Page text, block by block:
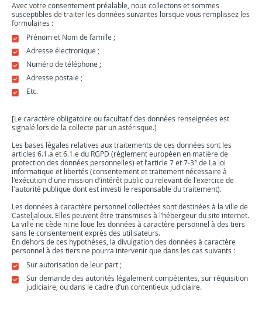
Avec votre consentement préalable, nous collectons et sommes
susceptibles de traiter les données suivantes lorsque vous remplissez les
formulaires :
Prénom et Nom de famille ;
Adresse électronique ;
Numéro de téléphone ;
Adresse postale ;
Etc.
[Le caractère obligatoire ou facultatif des données renseignées est
signalé lors de la collecte par un astérisque.]
Les bases légales relatives aux traitements de ces données sont les
articles 6.1.a et 6.1.e du RGPD (règlement européen en matière de
protection des données personnelles) et l’article 7 et 7-3° de La loi
informatique et libertés (consentement et traitement nécessaire à
l'exécution d'une mission d'intérêt public ou relevant de l'exercice de
l'autorité publique dont est investi le responsable du traitement).
Les données à caractère personnel collectées sont destinées à la ville de
Casteljaloux. Elles peuvent être transmises à l’hébergeur du site internet.
La ville ne cède ni ne loue les données à caractère personnel à des tiers
sans le consentement exprès des utilisateurs.
En dehors de ces hypothèses, la divulgation des données à caractère
personnel à des tiers ne pourra intervenir que dans les cas suivants :
Sur autorisation de leur part ;
Sur demande des autorités légalement compétentes, sur réquisition
judiciaire, ou dans le cadre d’un contentieux judiciaire.